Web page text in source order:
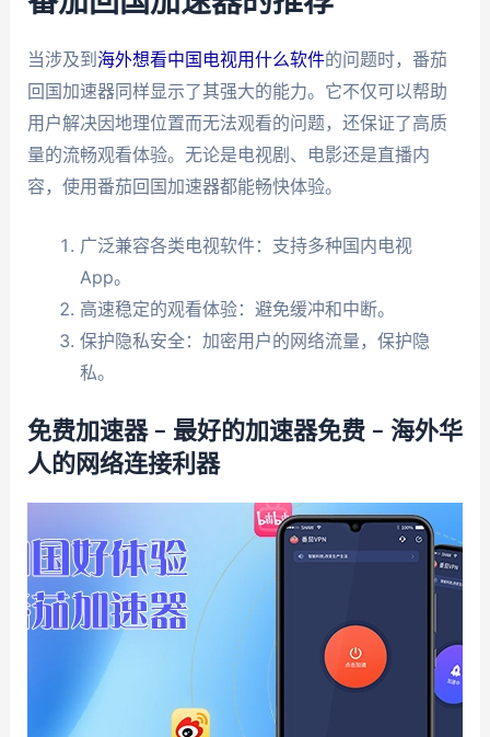
当涉及到海外想看中国电视用什么软件的问题时，番茄
回国加速器同样显示了其强大的能力。它不仅可以帮助
用户解决因地理位置而无法观看的问题，还保证了高质
量的流畅观看体验。无论是电视剧、电影还是直播内
容，使用番茄回国加速器都能畅快体验。
广泛兼容各类电视软件：支持多种国内电视
App。
高速稳定的观看体验：避免缓冲和中断。
保护隐私安全：加密用户的网络流量，保护隐
私。
免费加速器 – 最好的加速器免费 – 海外华
人的网络连接利器